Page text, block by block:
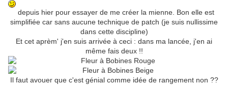
depuis hier pour essayer de me créer la mienne. Bon elle est
simplifiée car sans aucune technique de patch (je suis nullissime
dans cette discipline)
Et cet aprèm' j'en suis arrivée à ceci : dans ma lancée, j'en ai
même fais deux !!
Il faut avouer que c'est génial comme idée de rangement non ??